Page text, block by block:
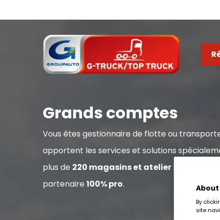
Grands comptes
Vous êtes gestionnaire de flotte ou
apportent les services et solutions
plus de 220 magasins et atelier
partenaire 100% pro.
By
site